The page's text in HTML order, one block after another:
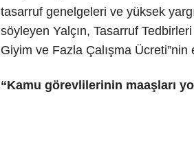
tasarruf genelgeleri ve yüksek
söyleyen Yalçın, Tasarruf
Giyim ve Fazla Çalışma
“Kamu görevlilerinin maaşları